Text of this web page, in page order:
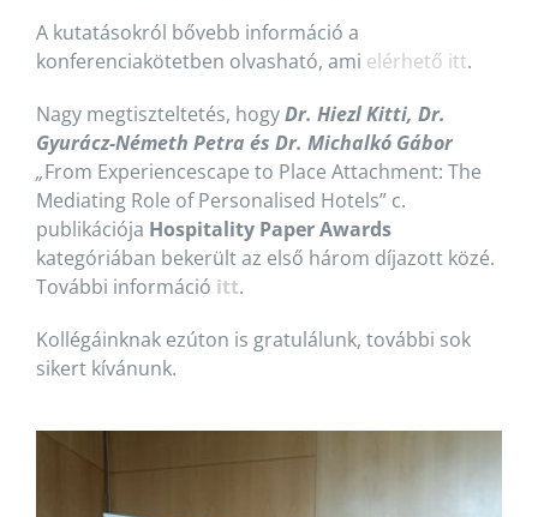
A kutatásokról bővebb információ a
konferenciakötetben olvasható, ami elérhető itt.
Nagy megtiszteltetés, hogyDr. Hiezl Kitti, Dr.
Gyurácz-Németh Petra és Dr. Michalkó Gábor
„From Experiencescape to Place Attachment: The
Mediating Role of Personalised Hotels” c.
publikációja Hospitality Paper Awards
kategóriában bekerült az első három díjazott közé.
További információ itt.
Kollégáinknak ezúton is gratulálunk, további sok
sikert kívánunk.